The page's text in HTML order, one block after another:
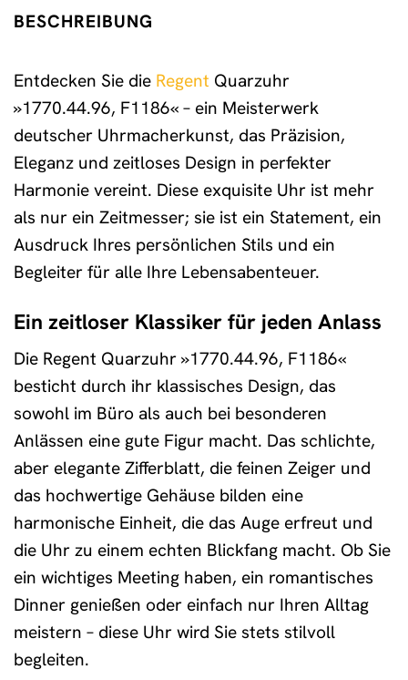
BESCHREIBUNG
Entdecken Sie die Regent Quarzuhr
»1770.44.96, F1186« – ein Meisterwerk
deutscher Uhrmacherkunst, das Präzision,
Eleganz und zeitloses Design in perfekter
Harmonie vereint. Diese exquisite Uhr ist mehr
als nur ein Zeitmesser; sie ist ein Statement, ein
Ausdruck Ihres persönlichen Stils und ein
Begleiter für alle Ihre Lebensabenteuer.
Ein zeitloser Klassiker für jeden Anlass
Die Regent Quarzuhr »1770.44.96, F1186«
besticht durch ihr klassisches Design, das
sowohl im Büro als auch bei besonderen
Anlässen eine gute Figur macht. Das schlichte,
aber elegante Zifferblatt, die feinen Zeiger und
das hochwertige Gehäuse bilden eine
harmonische Einheit, die das Auge erfreut und
die Uhr zu einem echten Blickfang macht. Ob Sie
ein wichtiges Meeting haben, ein romantisches
Dinner genießen oder einfach nur Ihren Alltag
meistern – diese Uhr wird Sie stets stilvoll
begleiten.